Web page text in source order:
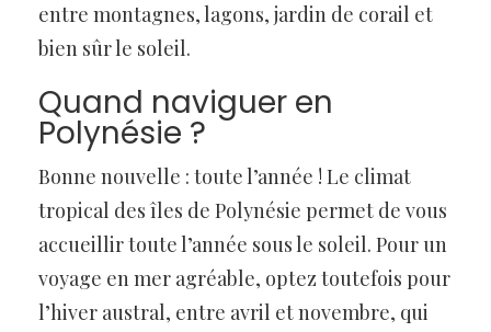
entre montagnes, lagons, jardin de corail et
bien sûr le soleil.
Quand naviguer en
Polynésie ?
Bonne nouvelle : toute l’année ! Le climat
tropical des îles de Polynésie permet de vous
accueillir toute l’année sous le soleil. Pour un
voyage en mer agréable, optez toutefois pour
l’hiver austral, entre avril et novembre, qui